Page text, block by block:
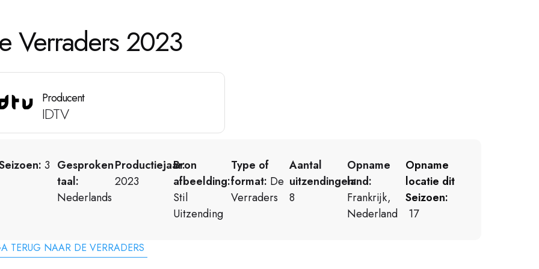
Verraders 2023
Producent
IDTV
3 Gesproken
taal:
Nederlands
Productiejaar:
2023
Bron
afbeelding:
Stil
Uitzending
Type of
format: De
Verraders
Aantal
uitzendingen:
8
Opname
land:
Frankrijk,
Nederland
Opname
locatie dit
Seizoen:
17
TERUG NAAR DE VERRADERS